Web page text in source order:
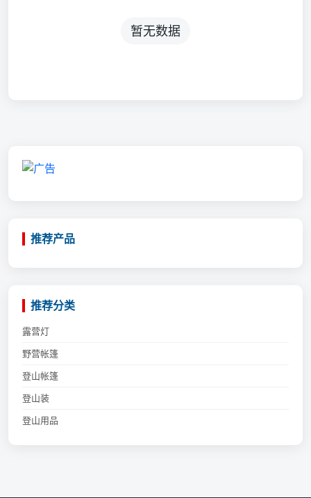
暂无数据
推荐产品
推荐分类
露营灯
野营帐篷
登山帐篷
登山装
登山用品